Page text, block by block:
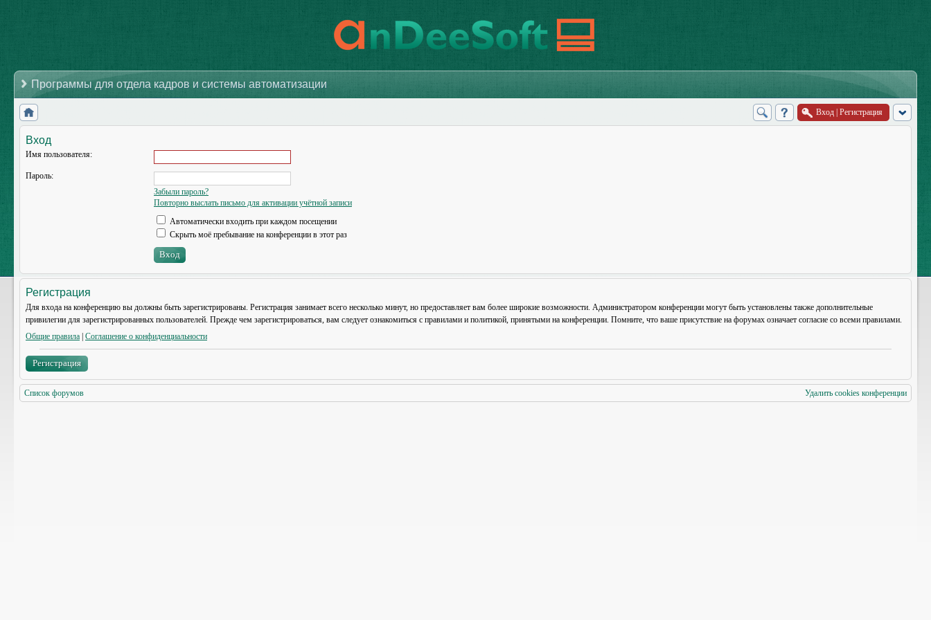
Программы для отдела кадров и системы автоматизации
Вход Регистрация
Вход
Имя пользователя:
Пароль:
Забыли пароль?
Повторно выслать письмо для активации учётной записи
Автоматически входить при каждом посещении
Скрыть моё пребывание на конференции в этот раз
Регистрация
Для входа на конференцию вы должны быть зарегистрированы. Регистрация занимает всего несколько минут, но предоставляет вам более широкие возможности. Администратором конференции могут быть установлены также дополнительные
привилегии для зарегистрированных пользователей. Прежде чем зарегистрироваться, вам следует ознакомиться с правилами и политикой, принятыми на конференции. Помните, что ваше присутствие на форумах означает согласие со всеми правилами.
Общие правила Соглашение о конфиденциальности
Регистрация
Список форумов Удалить cookies конференции